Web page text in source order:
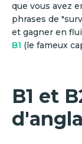
que vous avez
phrases de
et gagner en
B1 (le fameux
B1 et